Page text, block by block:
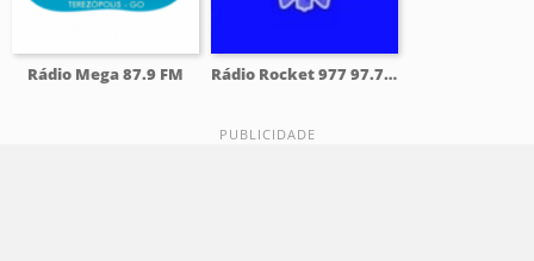
Rádio Mega 87.9 FM Rádio Rocket 977 97.7 FM